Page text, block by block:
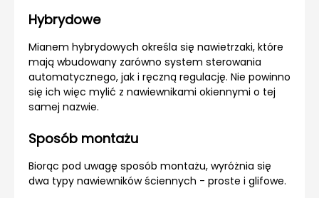
Hybrydowe
Mianem hybrydowych określa się nawietrzaki, które
mają wbudowany zarówno system sterowania
automatycznego, jak i ręczną regulację. Nie powinno
się ich więc mylić z nawiewnikami okiennymi o tej
samej nazwie.
Sposób montażu
Biorąc pod uwagę sposób montażu, wyróżnia się
dwa typy nawiewników ściennych - proste i glifowe.